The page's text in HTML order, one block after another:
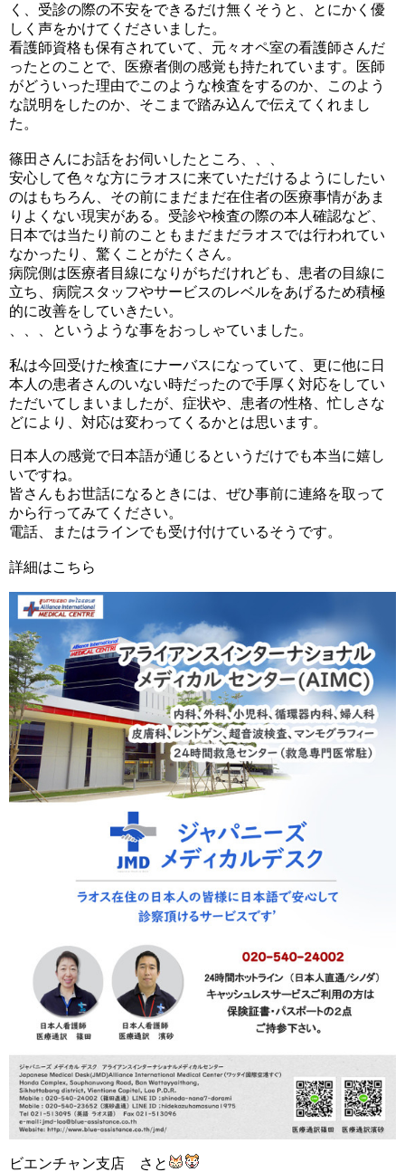
く、 受診の際の不安をできるだけ無くそうと、
とにかく優
しく声をかけてくださいました。
看護師資格も保有されていて、元々オペ室の看護師さんだ
ったとのことで、
医療者側の感覚も持たれています。
医師
がどういった理由でこのような検査をするのか、
このよう
な説明をしたのか、 そこまで踏み込んで伝えてくれまし
た。
篠田さんにお話をお伺いしたところ、、、
安心して色々な方にラオスに来ていただけるようにしたい
のはもちろん、 その前にまだまだ在住者の医療事情があま
りよくない現実がある。 受診や検査の際の本人確認など、
日本では当たり前のこともまだまだラオスでは行われてい
なかった り、驚くことがたくさん。
病院側は医療者目線になりがちだけれども、患者の目線に
立ち、 病院スタッフやサービスのレベルをあげるため積極
的に改善をしていきたい。
、、、というような事をおっしゃていました。
私は今回受けた検査にナーバスになっていて、 更に他に日
本人の患者さんのいない時だったので手厚く対応をしてい
ただいてしまいましたが、症状や、患者の性格、忙しさな
どにより、対応は変わってくるかとは思います。
日本人の感覚で日本語が通じるというだけでも本当に嬉し
いですね。
皆さんもお世話になるときには、 ぜひ事前に連絡を取って
から行ってみてください。
電話、またはラインでも受け付けているそうです。
詳細はこちら
ビエンチャン支店 さと